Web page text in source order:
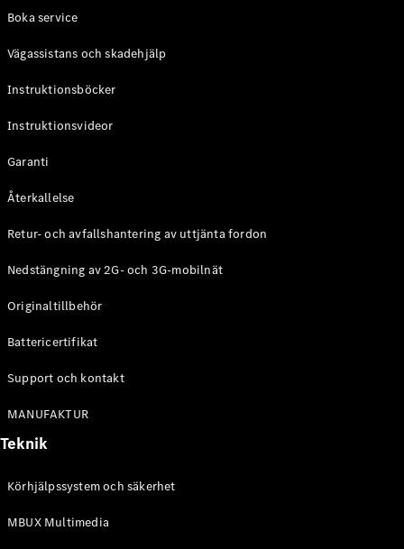
Dörrars
Mercedes-
AMG GT
Coupé
Benz Online
Store
Cabriolet / Roadster
CLE
Mercedes-
Boka service
Vägassistans och skadehjälp
Instruktionsböcker
Instruktionsvideor
Garanti
Återkallelse
Retur- och avfallshantering av uttjänta fordon
Nedstängning av 2G- och 3G-mobilnät
Originaltillbehör
Battericertifikat
Support och kontakt
MANUFAKTUR
Teknik
Körhjälpssystem och säkerhet
MBUX Multimedia